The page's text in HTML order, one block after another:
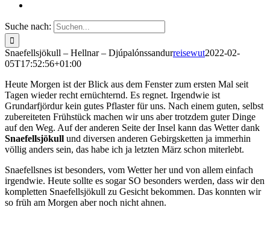
Suche nach:
Snaefellsjökull – Hellnar – Djúpalónssandurreisewut2022-02-
05T17:52:56+01:00
Heute Morgen ist der Blick aus dem Fenster zum ersten Mal seit
Tagen wieder recht ernüchternd. Es regnet. Irgendwie ist
Grundarfjördur kein gutes Pflaster für uns. Nach einem guten, selbst
zubereiteten Frühstück machen wir uns aber trotzdem guter Dinge
auf den Weg. Auf der anderen Seite der Insel kann das Wetter dank
Snaefellsjökull und diversen anderen Gebirgsketten ja immerhin
völlig anders sein, das habe ich ja letzten März schon miterlebt.
Snaefellsnes ist besonders, vom Wetter her und von allem einfach
irgendwie. Heute sollte es sogar SO besonders werden, dass wir den
kompletten Snaefellsjökull zu Gesicht bekommen. Das konnten wir
so früh am Morgen aber noch nicht ahnen.